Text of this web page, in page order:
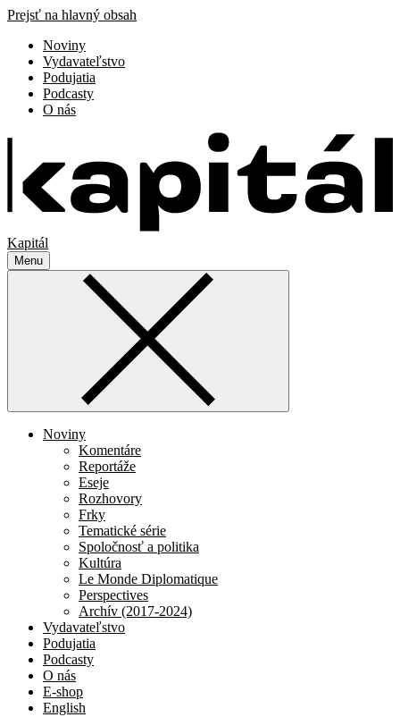
Prejsť na hlavný obsah
Noviny
Vydavateľstvo
Podujatia
Podcasty
O nás
Kapitál
Menu
Noviny
Komentáre
Reportáže
Eseje
Rozhovory
Frky
Tematické série
Spoločnosť a politika
Kultúra
Le Monde Diplomatique
Perspectives
Archív (2017-2024)
Vydavateľstvo
Podujatia
Podcasty
O nás
E-shop
English